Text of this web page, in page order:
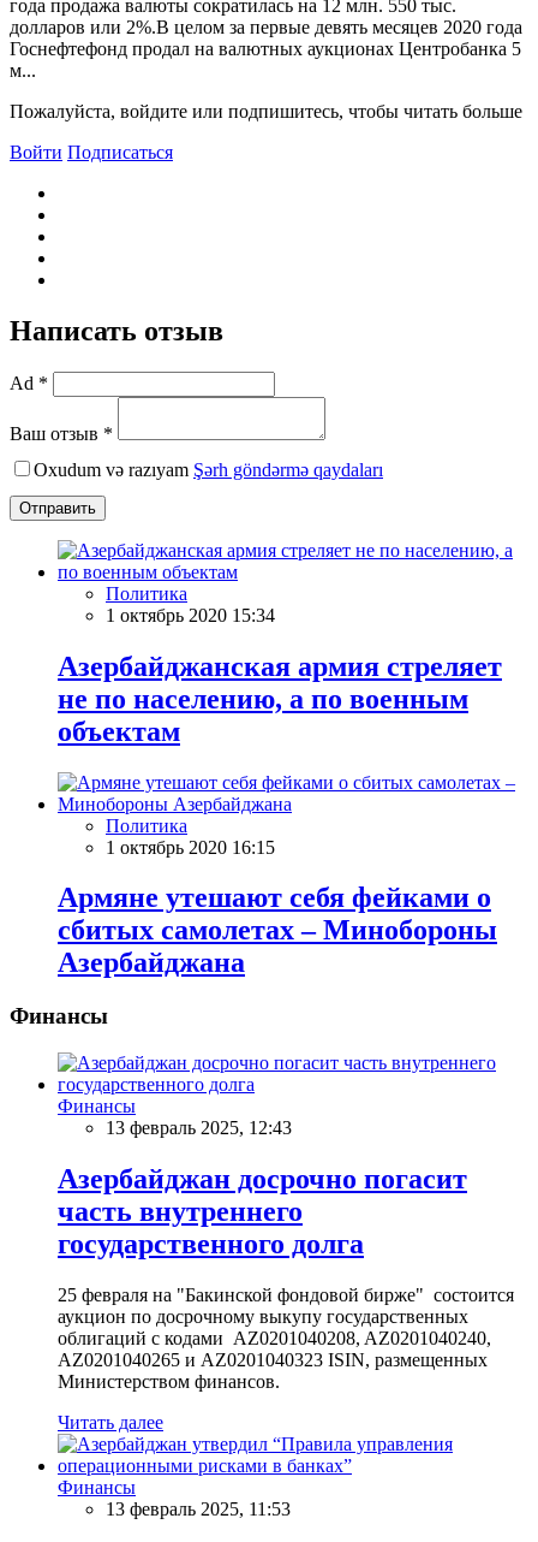
года продажа валюты сократилась на 12 млн. 550 тыс.
долларов или 2%.В целом за первые девять месяцев 2020 года
Госнефтефонд продал на валютных аукционах Центробанка 5
м...
Пожалуйста, войдите или подпишитесь, чтобы читать больше
Войти Подписаться
Написать отзыв
Ad *
Ваш отзыв *
Oxudum və razıyam Şərh göndərmə qaydaları
Отправить
Политика
1 октябрь 2020 15:34
Азербайджанская армия стреляет
не по населению, а по военным
объектам
Политика
1 октябрь 2020 16:15
Армяне утешают себя фейками о
сбитых самолетах – Минобороны
Азербайджана
Финансы
Финансы
13 февраль 2025, 12:43
Азербайджан досрочно погасит
часть внутреннего
государственного долга
25 февраля на "Бакинской фондовой бирже" состоится
аукцион по досрочному выкупу государственных
облигаций с кодами AZ0201040208, AZ0201040240,
AZ0201040265 и AZ0201040323 ISIN, размещенных
Министерством финансов.
Читать далее
Финансы
13 февраль 2025, 11:53